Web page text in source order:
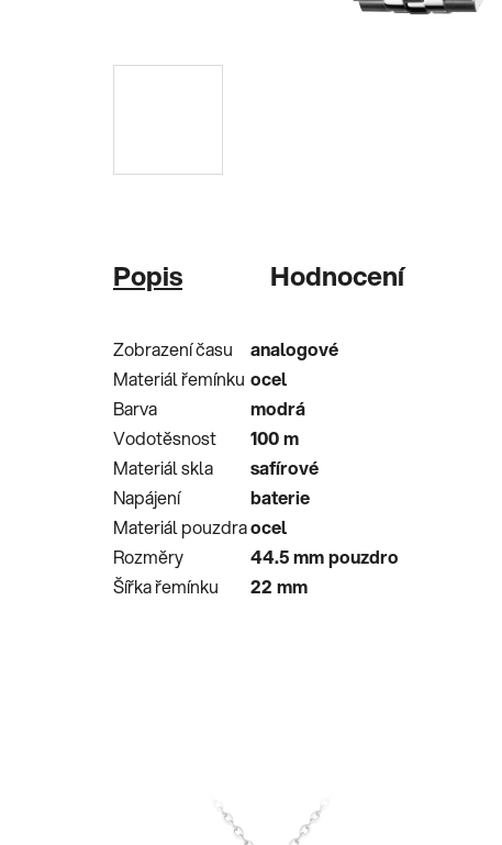
Popis Hodnocení
Zobrazení času
analogové
Materiál řemínku ocel
Barva
modrá
Vodotěsnost
100m
Materiál skla
safírové
Napájení
baterie
Materiál pouzdraocel
Rozměry
44.5 mm pouzdro
Šířka řemínku
22 mm